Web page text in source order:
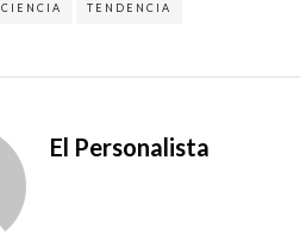
CIENCIA TENDENCIA
El Personalista